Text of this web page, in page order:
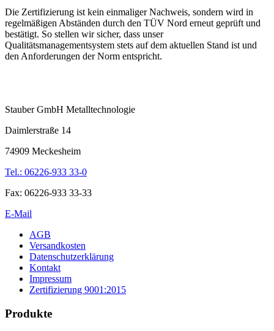
Die Zertifizierung ist kein einmaliger Nachweis, sondern wird in
regelmäßigen Abständen durch den TÜV Nord erneut geprüft und
bestätigt. So stellen wir sicher, dass unser
Qualitätsmanagementsystem stets auf dem aktuellen Stand ist und
den Anforderungen der Norm entspricht.
Stauber GmbH Metalltechnologie
Daimlerstraße 14
74909 Meckesheim
Tel.: 06226-933 33-0
Fax: 06226-933 33-33
E-Mail
AGB
Versandkosten
Datenschutzerklärung
Kontakt
Impressum
Zertifizierung 9001:2015
Produkte